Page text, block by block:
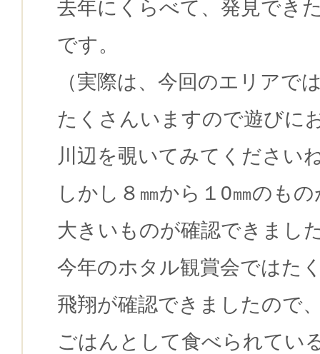
去年にくらべて、発見でき
です。
（実際は、今回のエリアで
たくさんいますので遊びに
川辺を覗いてみてください
しかし８㎜から１0㎜のもの
大きいものが確認できまし
今年のホタル観賞会ではた
飛翔が確認できましたので
ごはんとして食べられてい